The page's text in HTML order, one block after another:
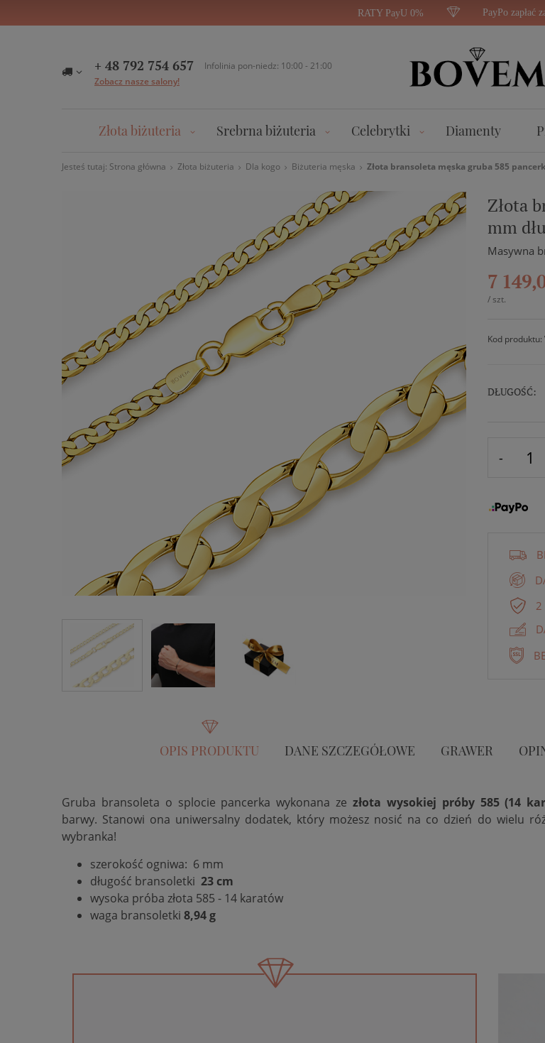
RATY PayU 0% PayPo zapłać
+ 48 792 754 657
Infolinia pon-niedz: 10:00 - 21:00
Zobacz nasze salony!
Złota biżuteria Srebrna biżuteria Celebrytki Diamenty
Jesteś tutaj: Strona główna Złota biżuteria Dla kogo Biżuteria męska Złota bransoleta męska gruba 585
Złota
mm
Masywna
7
/ szt.
Kod produktu:
DŁUGOŚĆ:
2
OPIS PRODUKTU DANE SZCZEGÓŁOWE GRAWER
Gruba bransoleta o splocie pancerka wykonana ze złota wysokiej próby 585 (14
barwy. Stanowi ona uniwersalny dodatek, który możesz nosić na co dzień do wielu
wybranka!
szerokość ogniwa: 6 mm
długość bransoletki 23 cm
wysoka próba złota 585 - 14 karatów
waga bransoletki 8,94 g